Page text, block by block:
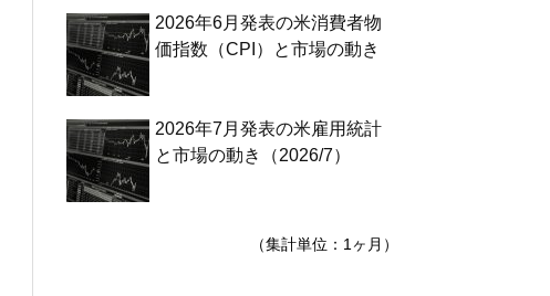
2026年6月発表の米消費者物
価指数（CPI）と市場の動き
2026年7月発表の米雇用統計
と市場の動き（2026/7）
（集計単位：1ヶ月）